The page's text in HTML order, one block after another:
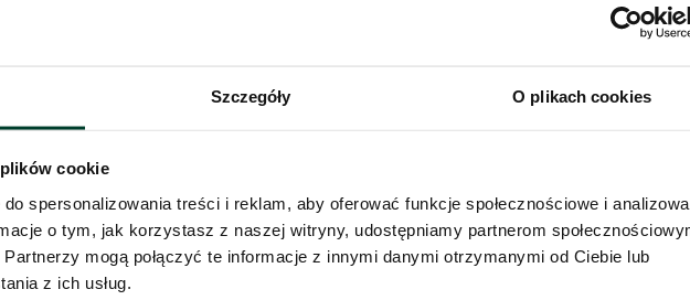
Szczegóły O plikach cookies
cookie
spersonalizowania treści i reklam, aby oferować funkcje społecznościowe i
o tym, jak korzystasz z naszej witryny, udostępniamy partnerom
mogą połączyć te informacje z innymi danymi otrzymanymi od Ciebie lub
z ich usług.
Przystanek autobusowy 200m (do 10 min)